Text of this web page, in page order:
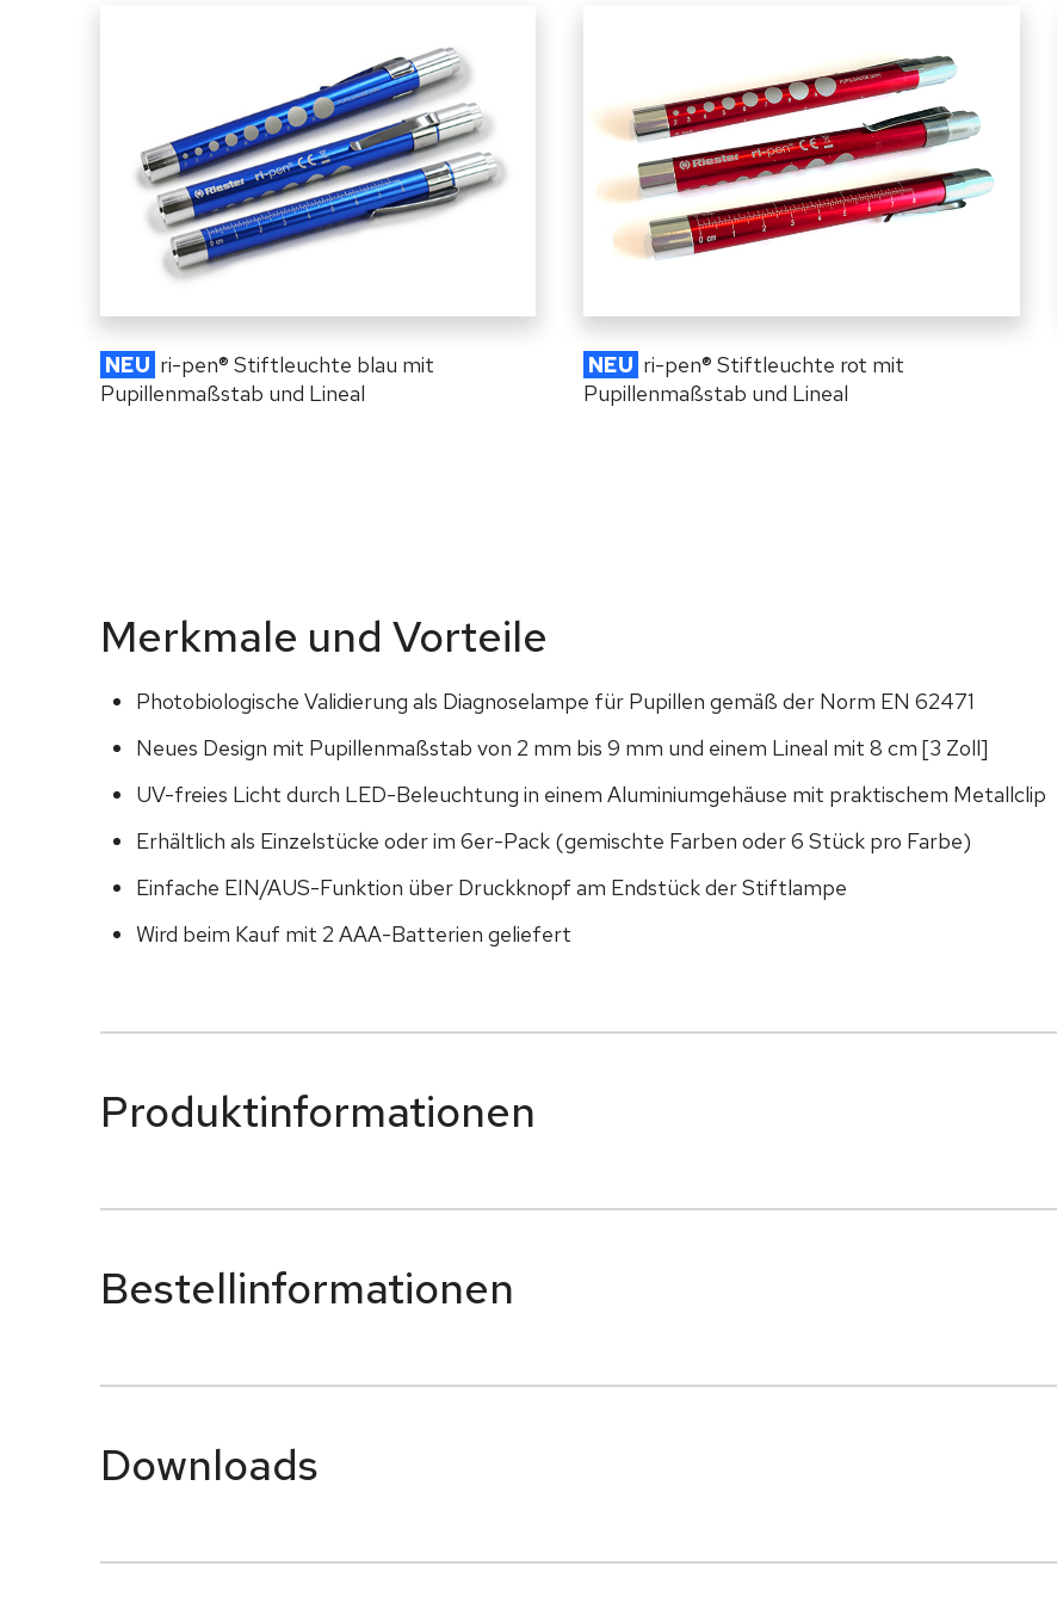
NEU ri-pen® Stiftleuchte blau mit
Pupillenmaßstab und Lineal
NEU ri-pen® Stiftleuchte rot mit
Pupillenmaßstab und Lineal
Merkmale und Vorteile
Photobiologische Validierung als Diagnoselampe für Pupillen gemäß der Norm EN 62471
Neues Design mit Pupillenmaßstab von 2 mm bis 9 mm und einem Lineal mit 8 cm [3 Zoll]
UV-freies Licht durch LED-Beleuchtung in einem Aluminiumgehäuse mit praktischem Metallclip
Erhältlich als Einzelstücke oder im 6er-Pack (gemischte Farben oder 6 Stück pro Farbe)
Einfache EIN/AUS-Funktion über Druckknopf am Endstück der Stiftlampe
Wird beim Kauf mit 2 AAA-Batterien geliefert
Produktinformationen
Bestellinformationen
Downloads